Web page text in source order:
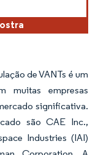
de VANTs é um
muitas empresas
significativa.
são CAE Inc.,
Industries (IAI)